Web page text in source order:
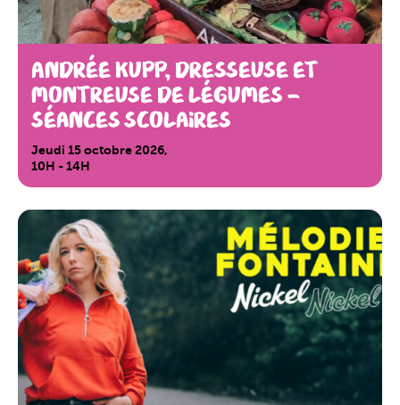
Andrée Kupp, dresseuse et
montreuse de légumes –
Séances Scolaires
Jeudi 15 octobre 2026,
10H - 14H